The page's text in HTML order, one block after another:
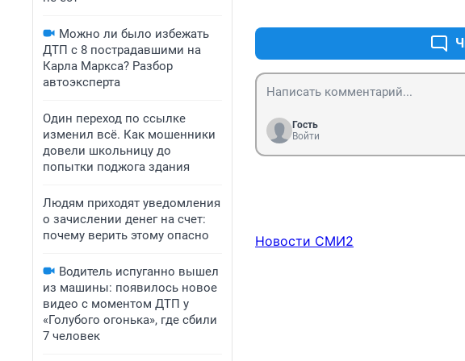
Можно ли было избежать
ДТП с 8 пострадавшими на
Карла Маркса? Разбор
автоэксперта
Один переход по ссылке
изменил всё. Как мошенники
довели школьницу до
попытки поджога здания
Людям приходят уведомления
о зачислении денег на счет:
почему верить этому опасно
Водитель испуганно вышел
из машины: появилось новое
видео с моментом ДТП у
«Голубого огонька», где сбили
7 человек
Гость
Войти
Новости СМИ2